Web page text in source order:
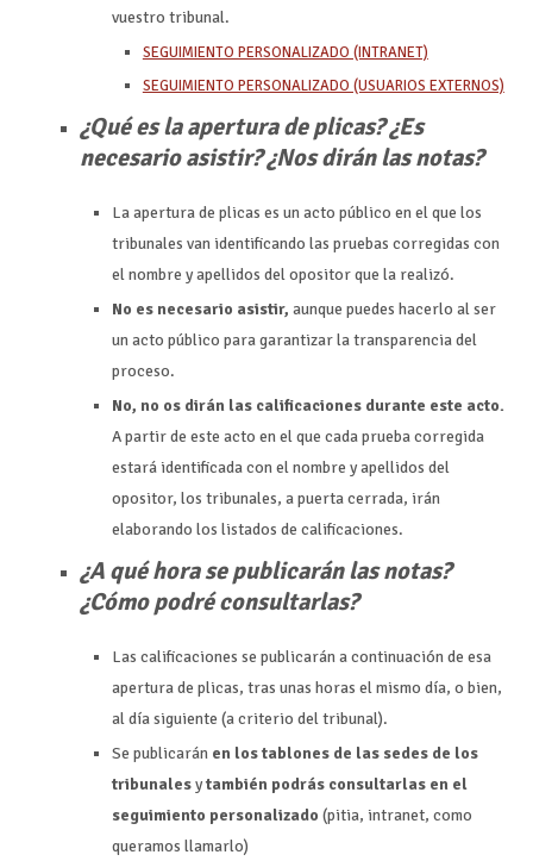
vuestro tribunal.
SEGUIMIENTO PERSONALIZADO (INTRANET)
SEGUIMIENTO PERSONALIZADO (USUARIOS EXTERNOS)
¿Qué es la apertura de plicas? ¿Es
necesario asistir? ¿Nos dirán las notas?
La apertura de plicas es un acto público en el que los
tribunales van identificando las pruebas corregidas con
el nombre y apellidos del opositor que la realizó.
No es necesario asistir, aunque puedes hacerlo al ser
un acto público para garantizar la transparencia del
proceso.
No, no os dirán las calificaciones durante este acto.
A partir de este acto en el que cada prueba corregida
estará identificada con el nombre y apellidos del
opositor, los tribunales, a puerta cerrada, irán
elaborando los listados de calificaciones.
¿A qué hora se publicarán las notas?
¿Cómo podré consultarlas?
Las calificaciones se publicarán a continuación de esa
apertura de plicas, tras unas horas el mismo día, o bien,
al día siguiente (a criterio del tribunal).
Se publicarán en los tablones de las sedes de los
tribunalesytambién podrás consultarlas en el
seguimiento personalizado (pitia, intranet, como
queramos llamarlo)